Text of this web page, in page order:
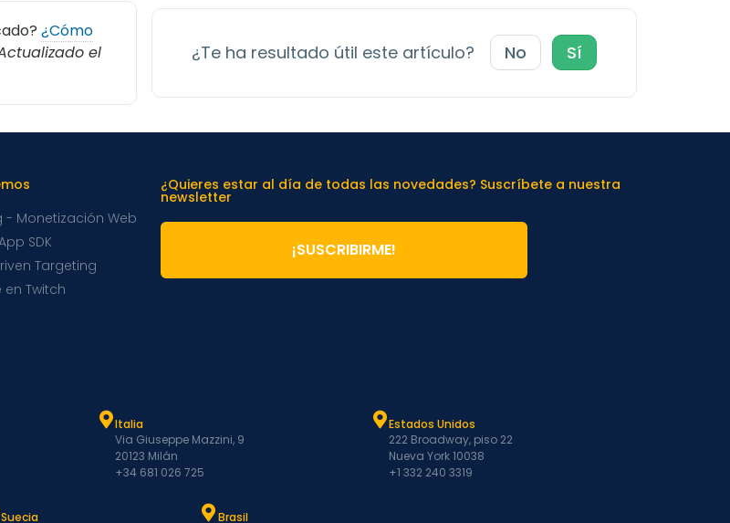
¿Cómo
el
¿Te ha resultado útil este artículo? No Sí
- Monetización Web
SDK
Targeting
Twitch
¿Quieres estar al día de todas las novedades? Suscríbete a nuestra
newsletter
¡SUSCRIBIRME!
Italia
Via Giuseppe Mazzini, 9
20123 Milán
+34 681 026 725
Estados Unidos
222 Broadway, piso 22
Nueva York 10038
+1 332 240 3319
Suecia Brasil